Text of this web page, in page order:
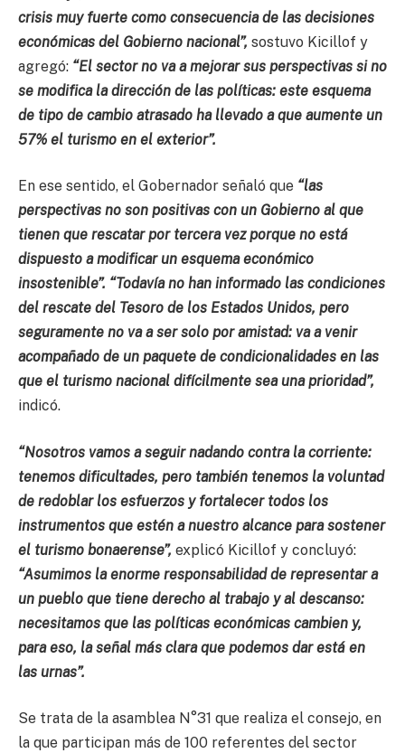
crisis muy fuerte como consecuencia de las decisiones
económicas del Gobierno nacional”, sostuvo Kicillof y
agregó: “El sector no va a mejorar sus perspectivas si no
se modifica la dirección de las políticas: este esquema
de tipo de cambio atrasado ha llevado a que aumente un
57% el turismo en el exterior”.
En ese sentido, el Gobernador señaló que “las
perspectivas no son positivas con un Gobierno al que
tienen que rescatar por tercera vez porque no está
dispuesto a modificar un esquema económico
insostenible”. “Todavía no han informado las condiciones
del rescate del Tesoro de los Estados Unidos, pero
seguramente no va a ser solo por amistad: va a venir
acompañado de un paquete de condicionalidades en las
que el turismo nacional difícilmente sea una prioridad”,
indicó.
“Nosotros vamos a seguir nadando contra la corriente:
tenemos dificultades, pero también tenemos la voluntad
de redoblar los esfuerzos y fortalecer todos los
instrumentos que estén a nuestro alcance para sostener
el turismo bonaerense”, explicó Kicillof y concluyó:
“Asumimos la enorme responsabilidad de representar a
un pueblo que tiene derecho al trabajo y al descanso:
necesitamos que las políticas económicas cambien y,
para eso, la señal más clara que podemos dar está en
las urnas”.
Se trata de la asamblea N°31 que realiza el consejo, en
la que participan más de 100 referentes del sector